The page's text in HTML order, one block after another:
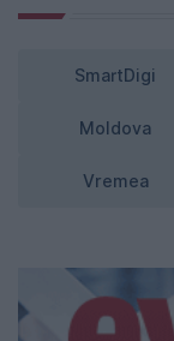
SmartDigi
Moldova
Vremea